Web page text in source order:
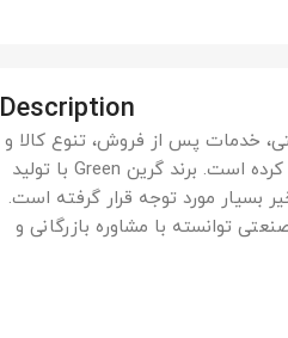
Description
خدمات پس از فروش، تنوع کالا و
کیفیت مناسب سهم عمده‌ای از بازار پمپ و تاسیسات را در ایران تصاحب کرده است. برند گرین Green با تولید
بسیار مورد توجه قرار گرفته است.
توانسته با مشاوره بازرگانی و